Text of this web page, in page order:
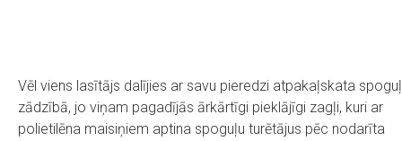
Vēl viens lasītājs dalījies ar savu pieredzi atpakaļskata
zādzībā, jo viņam pagadījās ārkārtīgi pieklājīgi zagļi, kuri ar
polietilēna maisiņiem aptina spoguļu turētājus pēc nodarīta